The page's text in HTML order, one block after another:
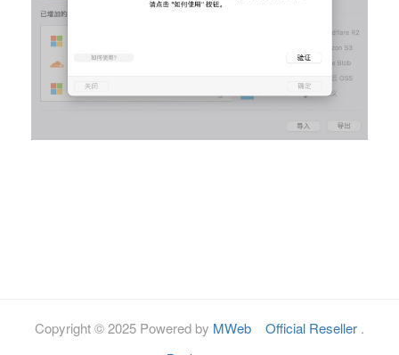
Copyright © 2025 Powered by MWeb Official Reseller .